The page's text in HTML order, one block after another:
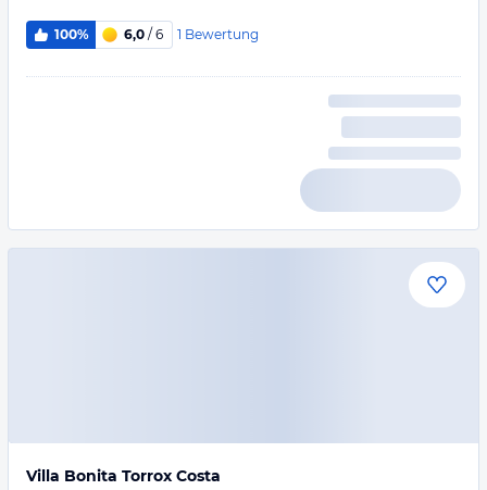
100% 6,0 / 6 1 Bewertung
Villa Bonita Torrox Costa